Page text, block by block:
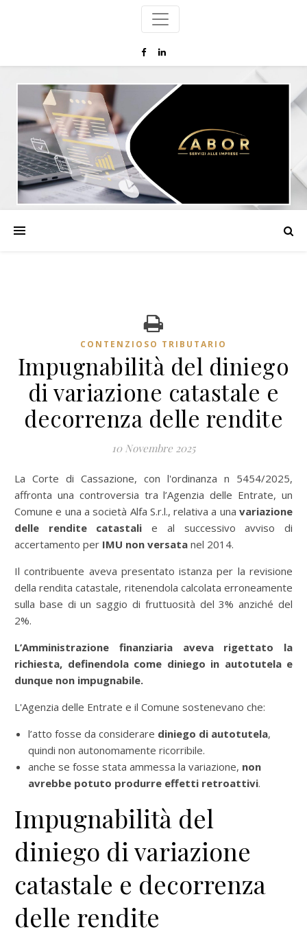
CONTENZIOSO TRIBUTARIO
Impugnabilità del diniego
di variazione catastale e
decorrenza delle rendite
10 Novembre 2025
La Corte di Cassazione, con l'ordinanza n 5454/2025,
affronta una controversia tra l’Agenzia delle Entrate, un
Comune e una a società Alfa S.r.l., relativa a una variazione
delle rendite catastali e al successivo avviso di
accertamento per IMU non versata nel 2014.
Il contribuente aveva presentato istanza per la revisione
della rendita catastale, ritenendola calcolata erroneamente
sulla base di un saggio di fruttuosità del 3% anziché del
2%.
L’Amministrazione finanziaria aveva rigettato la
richiesta, definendola come diniego in autotutela e
dunque non impugnabile.
L'Agenzia delle Entrate e il Comune sostenevano che:
l’atto fosse da considerare diniego di autotutela,
quindi non autonomamente ricorribile.
anche se fosse stata ammessa la variazione, non
avrebbe potuto produrre effetti retroattivi.
Impugnabilità del
diniego di variazione
catastale e decorrenza
delle rendite